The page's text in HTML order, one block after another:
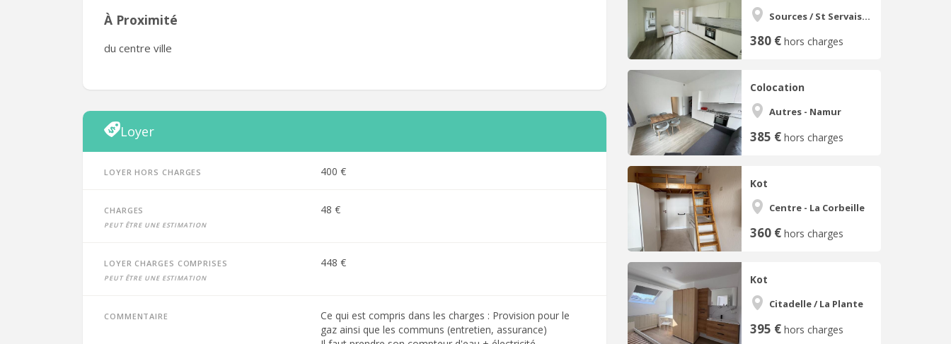
Sources / St Servais / Trois Piliers
380 € hors charges
Colocation
Autres - Namur
385 € hors charges
Kot
Centre - La Corbeille
360 € hors charges
Kot
Citadelle / La Plante
395 € hors charges
À Proximité
du centre ville
Loyer
Loyer hors charges 400 €
Charges
peut être une estimation
48 €
Loyer charges comprises
peut être une estimation
448 €
Commentaire
Ce qui est compris dans les charges : Provision pour le
gaz ainsi que les communs (entretien, assurance)